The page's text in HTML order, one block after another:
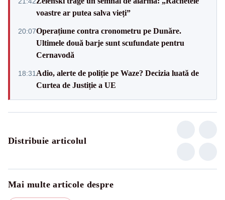
voastre ar putea salva vieți”
20:07Operațiune contra cronometru pe Dunăre.
Ultimele două barje sunt scufundate pentru
Cernavodă
18:31 Adio, alerte de poliție pe Waze? Decizia luată de
Curtea de Justiție a UE
Distribuie articolul
Mai multe articole despre